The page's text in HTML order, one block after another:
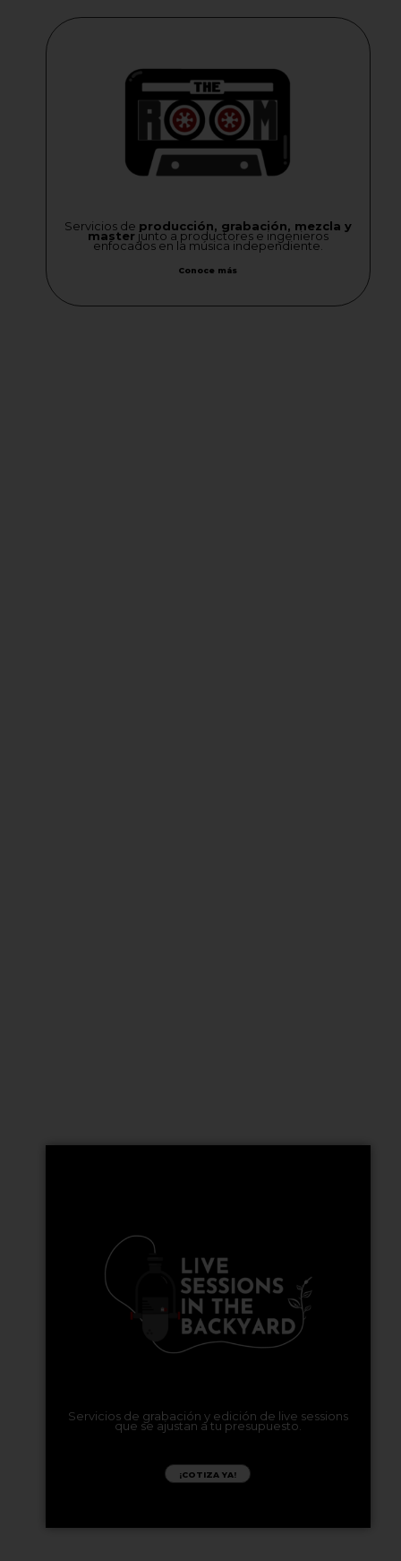
Servicios de producción, grabación, mezcla y
masterjunto a productores e ingenieros
enfocados en la música independiente.
Conoce más
Servicios de grabación y edición de live sessions
que se ajustan a tu presupuesto.
¡COTIZA YA!